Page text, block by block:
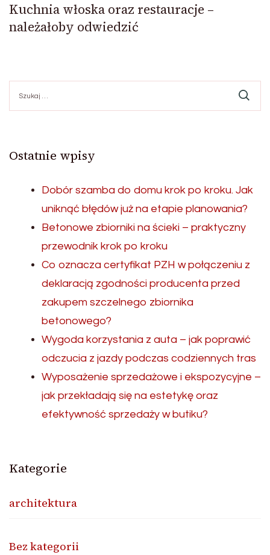
Kuchnia włoska oraz restauracje –
należałoby odwiedzić
Ostatnie wpisy
Dobór szamba do domu krok po kroku. Jak
uniknąć błędów już na etapie planowania?
Betonowe zbiorniki na ścieki – praktyczny
przewodnik krok po kroku
Co oznacza certyfikat PZH w połączeniu z
deklaracją zgodności producenta przed
zakupem szczelnego zbiornika
betonowego?
Wygoda korzystania z auta – jak poprawić
odczucia z jazdy podczas codziennych tras
Wyposażenie sprzedażowe i ekspozycyjne –
jak przekładają się na estetykę oraz
efektywność sprzedaży w butiku?
Kategorie
architektura
Bez kategorii